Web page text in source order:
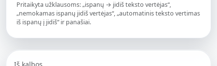
Pritaikyta užklausoms: „ispanų → jidiš teksto vertėjas“,
„nemokamas ispanų jidiš vertėjas“, „automatinis teksto vertimas
iš ispanų į jidiš“ ir panašiai.